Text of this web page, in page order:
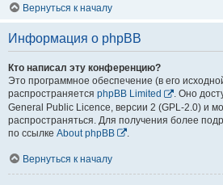
Вернуться к началу
Информация о phpBB
Кто написал эту конференцию?
Это программное обеспечение (в его
распространяется phpBB Limited
. Оно
General Public Licence, версии 2 (GPL-2.0) и
распространяться. Для получения более
по ссылке About phpBB
Вернуться к началу